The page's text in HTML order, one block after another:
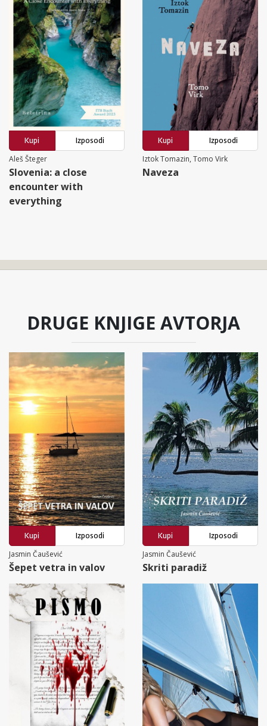
Kupi
Izposodi
Aleš Šteger
Slovenia: a close
encounter with
everything
Kupi
Izposodi
Iztok Tomazin, Tomo Virk
Naveza
DRUGE KNJIGE AVTORJA
Kupi
Izposodi
Jasmin Čaušević
Šepet vetra in valov
Kupi
Izposodi
Jasmin Čaušević
Skriti paradiž